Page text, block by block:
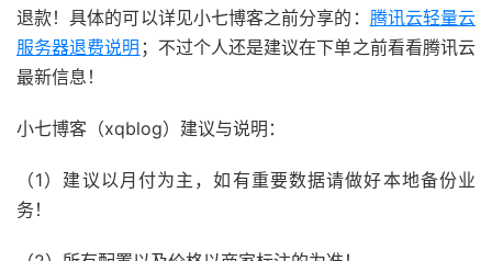
退款！具体的可以详见小七博客之前分享的： 腾讯云轻量云
服务器退费说明 ；不过个人还是建议在下单之前看看腾讯云
最新信息！
小七博客（xqblog）建议与说明：
（1）建议以月付为主，如有重要数据请做好本地备份业
务！